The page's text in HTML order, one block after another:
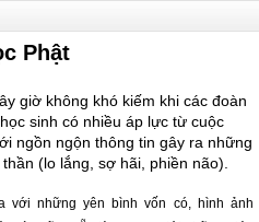
Phật
giờ không khó kiếm khi các đoàn
sinh có nhiều áp lực từ cuộc
ngồn ngộn thông tin gây ra những
(lo lắng, sợ hãi, phiền não).
với những yên bình vốn có, hình ảnh